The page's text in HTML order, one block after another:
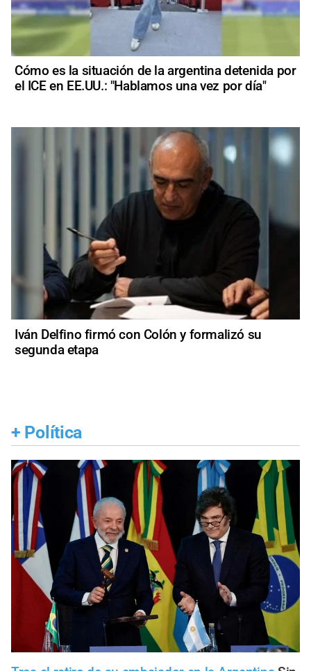
Cómo es la situación de la argentina detenida por
el ICE en EE.UU.: "Hablamos una vez por día"
Iván Delfino firmó con Colón y formalizó su
segunda etapa
+ Política